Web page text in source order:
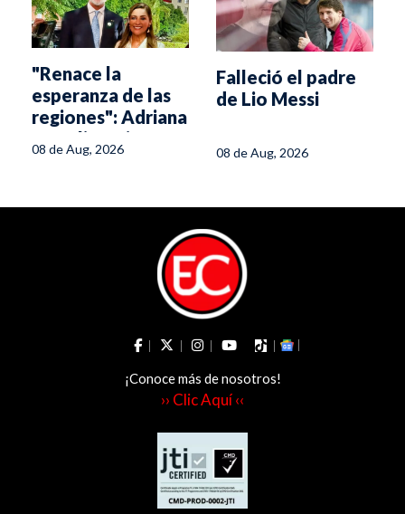
"Renace la
esperanza de las
regiones": Adriana
Magali Matiz
08 de Aug, 2026
Falleció el padre
de Lio Messi
08 de Aug, 2026
¡Conoce más de nosotros!
›› Clic Aquí ‹‹